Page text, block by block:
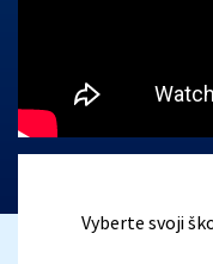
Vyberte svoji